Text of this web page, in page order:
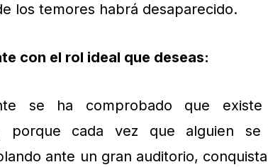
los temores habrá desaparecido.
con el rol ideal que deseas:
se ha comprobado que
porque cada vez que alguien se
ante un gran auditorio,